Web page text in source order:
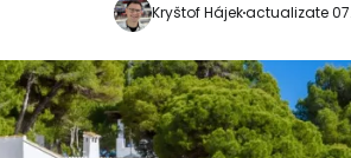
Kryštof Hájekactualizate